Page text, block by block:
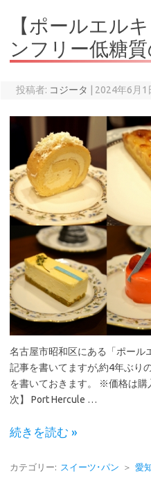
【ポールエル
ンフリー低糖
投稿者: コジータ 2024年6月1
名古屋市昭和区にある「ポール
記事を書いてますが,約4年ぶり
を書いておきます。 ※価格は購
次】 Port Hercule …
続きを読む »
カテゴリー: スイーツ･パン ＞ 愛